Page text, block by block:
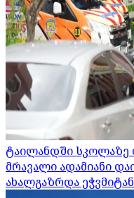
ტაილანდში სკოლაზე
მრავალი ადამიანი
ახალგაზრდა